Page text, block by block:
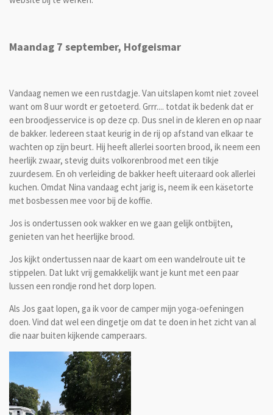
Maandag 7 september, Hofgeismar
Vandaag nemen we een rustdagje. Van uitslapen komt niet zoveel
want om 8 uur wordt er getoeterd. Grrr.... totdat ik bedenk dat er
een broodjesservice is op deze cp. Dus snel in de kleren en op naar
de bakker. Iedereen staat keurig in de rij op afstand van elkaar te
wachten op zijn beurt. Hij heeft allerlei soorten brood, ik neem een
heerlijk zwaar, stevig duits volkorenbrood met een tikje
zuurdesem. En oh verleiding de bakker heeft uiteraard ook allerlei
kuchen. Omdat Nina vandaag echt jarig is, neem ik een käsetorte
met bosbessen mee voor bij de koffie.
Jos is ondertussen ook wakker en we gaan gelijk ontbijten,
genieten van het heerlijke brood.
Jos kijkt ondertussen naar de kaart om een wandelroute uit te
stippelen. Dat lukt vrij gemakkelijk want je kunt met een paar
lussen een rondje rond het dorp lopen.
Als Jos gaat lopen, ga ik voor de camper mijn yoga-oefeningen
doen. Vind dat wel een dingetje om dat te doen in het zicht van al
die naar buiten kijkende camperaars.